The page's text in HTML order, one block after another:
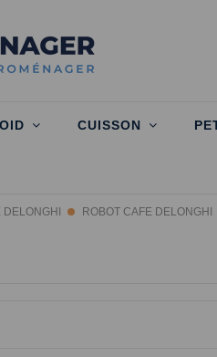
CUISSON
ROBOT CAFE DELONGHI